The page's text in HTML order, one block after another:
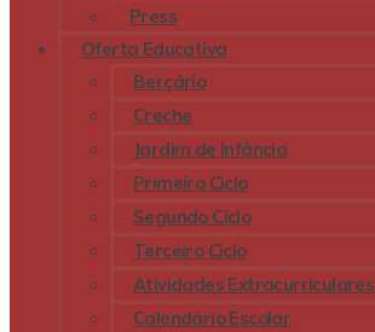
Press
Oferta Educativa
Berçário
Creche
Jardim de Infância
Primeiro Ciclo
Segundo Ciclo
Terceiro Ciclo
Atividades Extracurriculares
Calendário Escolar